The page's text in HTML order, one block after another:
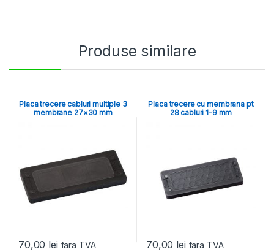
Produse similare
Placa trecere cabluri multiple 3
membrane 27×30 mm
70,00 lei fara TVA
Placa trecere cu membrana pt
28 cabluri 1-9 mm
70,00 lei fara TVA